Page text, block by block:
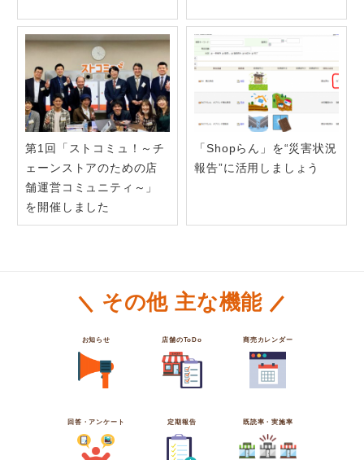
第1回「ストコミュ！～チ
ェーンストアのための店
舗運営コミュニティ～」
を開催しました
「Shopらん」を“災害状況
報告”に活用しましょう
その他 主な機能
お知らせ 店舗のToDo 商売カレンダー
回答・アンケート 定期報告 既読率・実施率